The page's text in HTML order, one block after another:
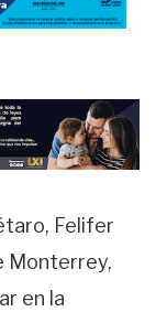
Felifer
Monterrey,
en la